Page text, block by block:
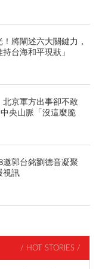
將闡述六大關鍵力，
台海和平現狀」
京軍方出事卻不敢
央山脈「沒這麼脆
郭台銘劉德音凝聚
視訊
/ HOT STORIES /